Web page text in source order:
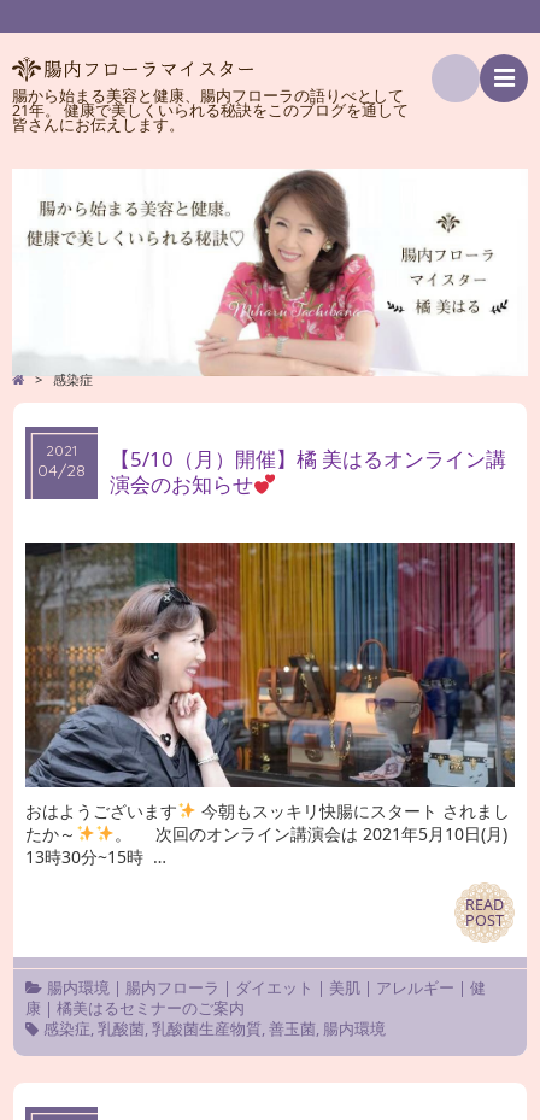
腸から始まる美容と健康、腸内フローラの語りべとして
21年。 健康で美しくいられる秘訣をこのブログを通して
皆さんにお伝えします。
索
> 感染症
2021
04/28
2021
04/28
【5/10（月）開催】橘 美はるオンライン講
演会のお知らせ
おはようございます
今朝もスッキリ快腸にスタート されまし
たか～
。 次回のオンライン講演会は 2021年5月10日(月)
13時30分~15時 …
READ
POST
READ
POST
腸内環境| 腸内フローラ | ダイエット | 美肌| アレルギー | 健
康 | 橘美はるセミナーのご案内
感染症,乳酸菌,乳酸菌生産物質,善玉菌, 腸内環境